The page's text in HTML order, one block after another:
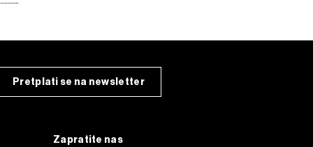
Pretplati se na newsletter
Zapratite nas